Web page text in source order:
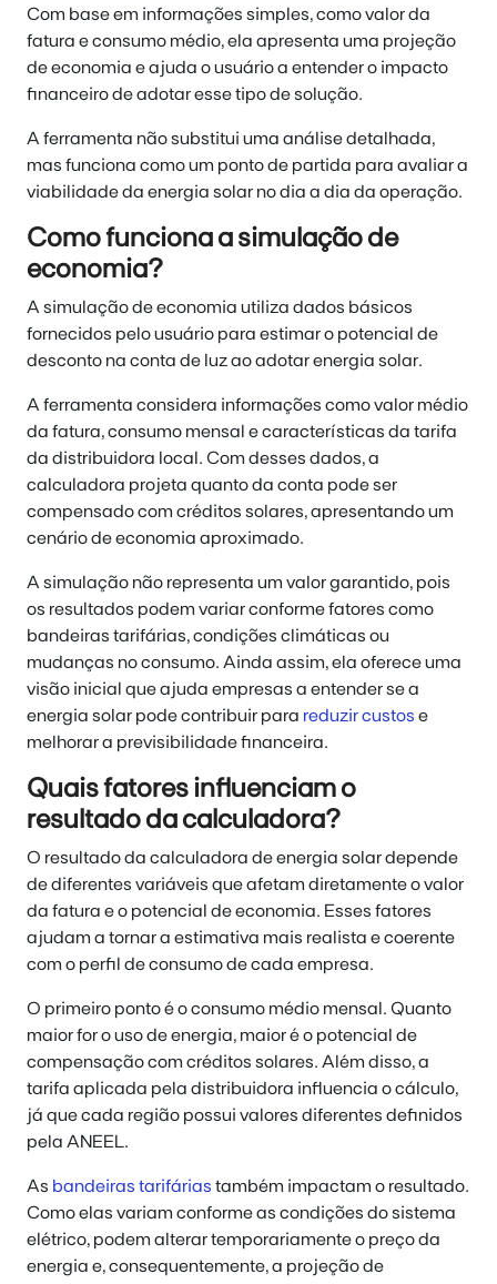
Com base em informações simples, como valor da
fatura e consumo médio, ela apresenta uma projeção
de economia e ajuda o usuário a entender o impacto
financeiro de adotar esse tipo de solução.
A ferramenta não substitui uma análise detalhada,
mas funciona como um ponto de partida para avaliar a
viabilidade da energia solar no dia a dia da operação.
Como funciona a simulação de
economia?
A simulação de economia utiliza dados básicos
fornecidos pelo usuário para estimar o potencial de
desconto na conta de luz ao adotar energia solar.
A ferramenta considera informações como valor médio
da fatura, consumo mensal e características da tarifa
da distribuidora local. Com desses dados, a
calculadora projeta quanto da conta pode ser
compensado com créditos solares, apresentando um
cenário de economia aproximado.
A simulação não representa um valor garantido, pois
os resultados podem variar conforme fatores como
bandeiras tarifárias, condições climáticas ou
mudanças no consumo. Ainda assim, ela oferece uma
visão inicial que ajuda empresas a entender se a
energia solar pode contribuir para reduzir custos e
melhorar a previsibilidade financeira.
Quais fatores influenciam o
resultado da calculadora?
O resultado da calculadora de energia solar depende
de diferentes variáveis que afetam diretamente o valor
da fatura e o potencial de economia. Esses fatores
ajudam a tornar a estimativa mais realista e coerente
com o perfil de consumo de cada empresa.
O primeiro ponto é o consumo médio mensal. Quanto
maior for o uso de energia, maior é o potencial de
compensação com créditos solares. Além disso, a
tarifa aplicada pela distribuidora influencia o cálculo,
já que cada região possui valores diferentes definidos
pela ANEEL.
As bandeiras tarifárias também impactam o resultado.
Como elas variam conforme as condições do sistema
elétrico, podem alterar temporariamente o preço da
energia e, consequentemente, a projeção de